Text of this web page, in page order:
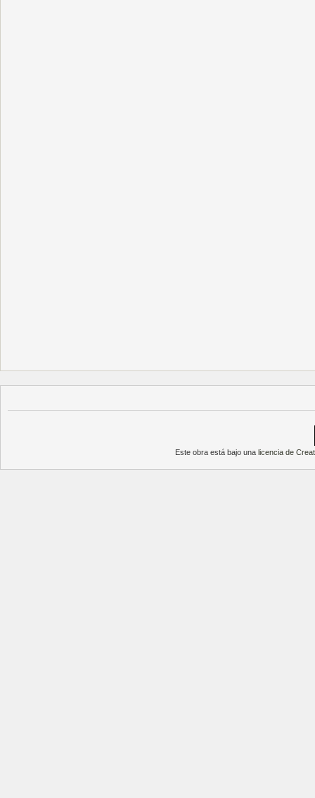
Este obra está bajo unalicencia de